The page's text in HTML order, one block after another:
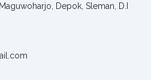
Depok, Sleman, D.I